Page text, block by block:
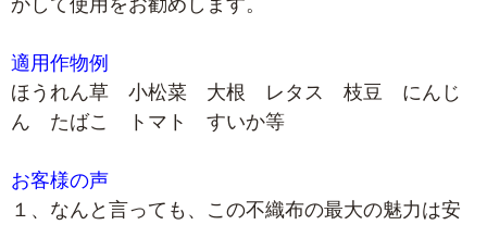
適用作物例
ほうれん草 小松菜 大根 レタス 枝豆 にんじ
ん たばこ トマト すいか等
お客様の声
１、なんと言っても、この不織布の最大の魅力は安